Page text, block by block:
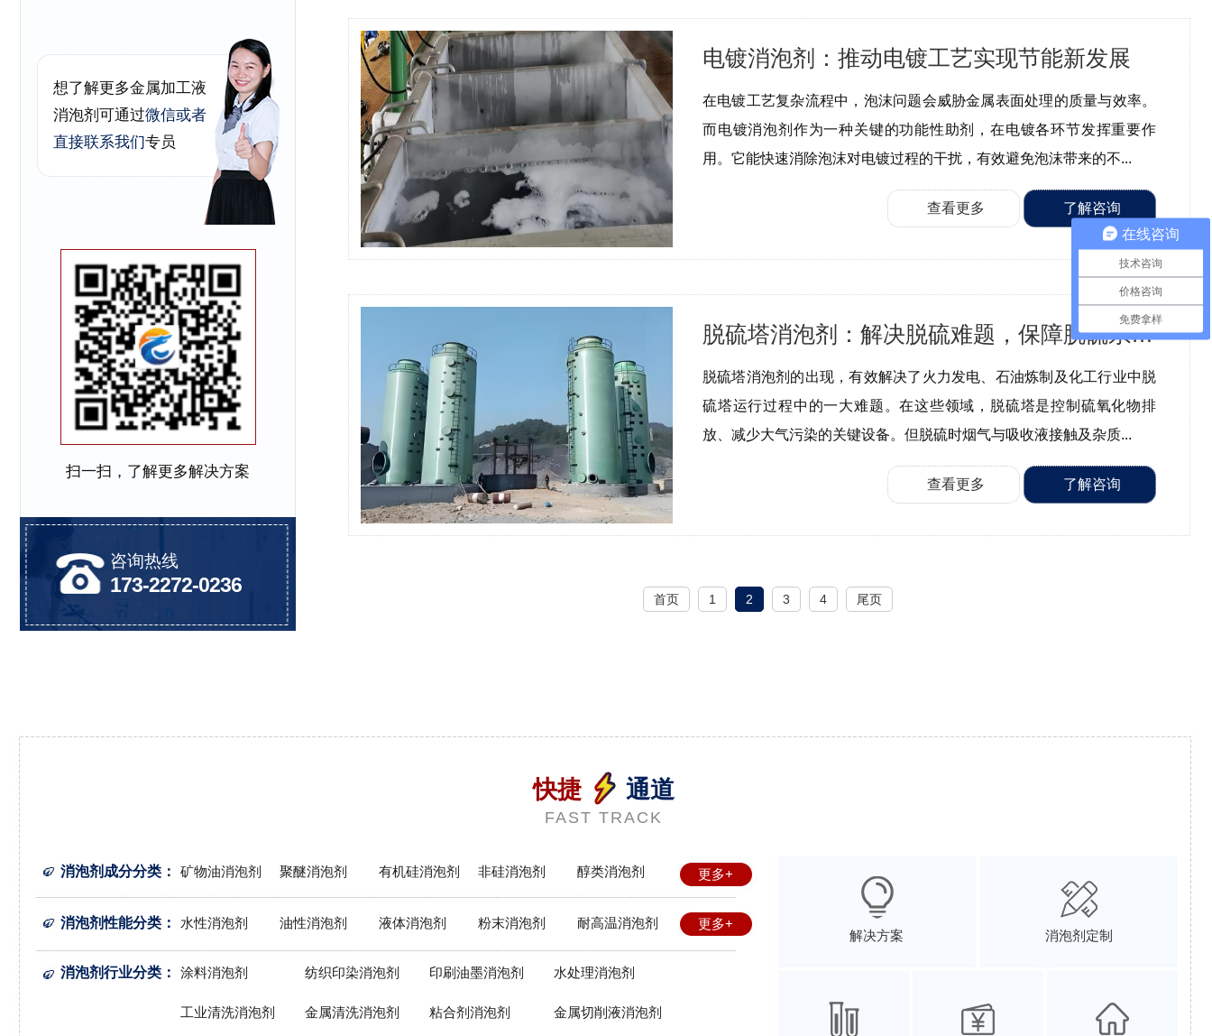
想了解更多金属加工液
消泡剂可通过微信或者
直接联系我们专员
扫一扫，了解更多解决方案
咨询热线
173-2272-0236
电镀消泡剂：推动电镀工艺实现节能新发展
在电镀工艺复杂流程中，泡沫问题会威胁金属表面处理的质量与效率。
而电镀消泡剂作为一种关键的功能性助剂，在电镀各环节发挥重要作
用。它能快速消除泡沫对电镀过程的干扰，有效避免泡沫带来的不...
查看更多 了解咨询
脱硫塔消泡剂：解决脱硫难题，保障脱硫系统稳...
脱硫塔消泡剂的出现，有效解决了火力发电、石油炼制及化工行业中脱
硫塔运行过程中的一大难题。在这些领域，脱硫塔是控制硫氧化物排
放、减少大气污染的关键设备。但脱硫时烟气与吸收液接触及杂质...
查看更多 了解咨询
首页 1 2 3 4 尾页
快捷通道
FAST TRACK
消泡剂成分分类 ： 矿物油消泡剂 聚醚消泡剂 有机硅消泡剂 非硅消泡剂 醇类消泡剂 更多+
消泡剂性能分类 ： 水性消泡剂 油性消泡剂 液体消泡剂 粉末消泡剂 耐高温消泡剂 更多+
消泡剂行业分类 ： 涂料消泡剂 纺织印染消泡剂 印刷油墨消泡剂 水处理消泡剂
工业清洗消泡剂 金属清洗消泡剂 粘合剂消泡剂 金属切削液消泡剂
解决方案 消泡剂定制
在线咨询
技术咨询
价格咨询
免费拿样